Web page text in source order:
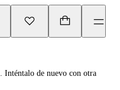
Inténtalo de nuevo con otra